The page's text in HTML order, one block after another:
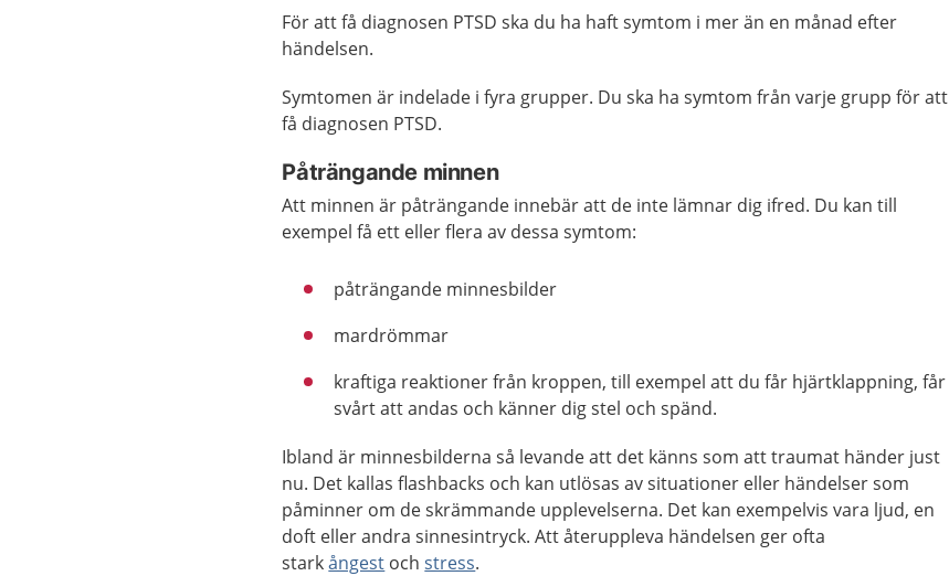
För att få diagnosen PTSD ska du ha haft symtom i mer än en månad efter
händelsen.
Symtomen är indelade i fyra grupper. Du ska ha symtom från varje grupp för att
få diagnosen PTSD.
Påträngande minnen
Att minnen är påträngande innebär att de inte lämnar dig ifred. Du kan till
exempel få ett eller flera av dessa symtom:
påträngande minnesbilder
mardrömmar
kraftiga reaktioner från kroppen, till exempel att du får hjärtklappning, får
svårt att andas och känner dig stel och spänd.
Ibland är minnesbilderna så levande att det känns som att traumat händer just
nu. Det kallas flashbacks och kan utlösas av situationer eller händelser som
påminner om de skrämmande upplevelserna. Det kan exempelvis vara ljud, en
doft eller andra sinnesintryck. Att återuppleva händelsen ger ofta
starkångest ochstress.